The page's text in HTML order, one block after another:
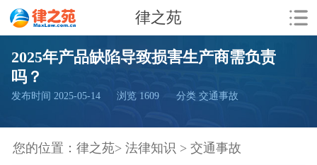
律之苑
2025年产品缺陷导致损害生产商需负责
吗？
发布时间 2025-05-14 浏览 1609 分类 交通事故
您的位置： 律之苑> 法律知识 > 交通事故